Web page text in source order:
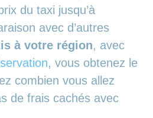
du taxi jusqu’à
avec d’autres
à votre région, avec
, vous obtenez le
combien vous allez
de frais cachés avec